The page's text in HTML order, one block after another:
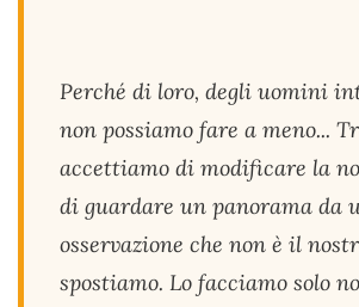
Perché di loro, degli uomini
non possiamo fare a meno...
accettiamo di modificare la
di guardare un panorama da
osservazione che non è il
spostiamo. Lo facciamo solo